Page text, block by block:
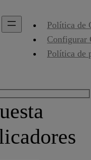
Política de
Configurar
Política de